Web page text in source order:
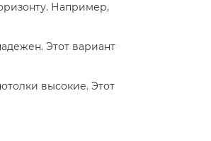
Например,
Этот вариант
высокие. Этот